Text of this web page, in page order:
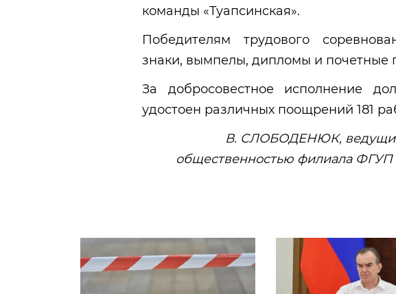
команды «Туапсинская».
Победителям трудового
знаки, вымпелы, дипломы и почетные
За добросовестное исполнение
удостоен различных поощрений 181
В. СЛОБОДЕНЮК, ведущий
общественностью филиала